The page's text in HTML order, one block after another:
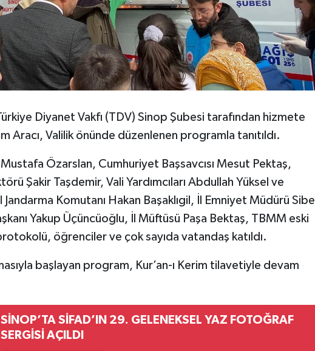
Diyanet Vakfı (TDV) Sinop Şubesi tarafından hizmete
Aracı, Valilik önünde düzenlenen programla tanıtıldı.
Özarslan, Cumhuriyet Başsavcısı Mesut Pektaş,
Şakir Taşdemir, Vali Yardımcıları Abdullah Yüksel ve
Komutanı Hakan Başaklıgil, İl Emniyet Müdürü Sibel
Yakup Üçüncüoğlu, İl Müftüsü Paşa Bektaş, TBMM eski
öğrenciler ve çok sayıda vatandaş katıldı.
başlayan program, Kur’an-ı Kerim tilavetiyle devam
SİNOP’TA SİFAD’IN 29. GELENEKSEL YAZ FOTOĞRAF
SERGİSİ AÇILDI